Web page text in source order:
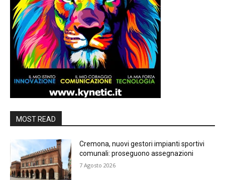
MOST READ
Cremona, nuovi gestori impianti sportivi
comunali: proseguono assegnazioni
7 Agosto 2026